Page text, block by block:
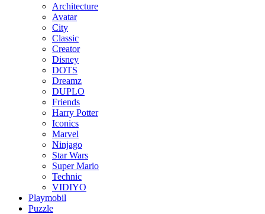
Architecture
Avatar
City
Classic
Creator
Disney
DOTS
Dreamz
DUPLO
Friends
Harry Potter
Iconics
Marvel
Ninjago
Star Wars
Super Mario
Technic
VIDIYO
Playmobil
Puzzle